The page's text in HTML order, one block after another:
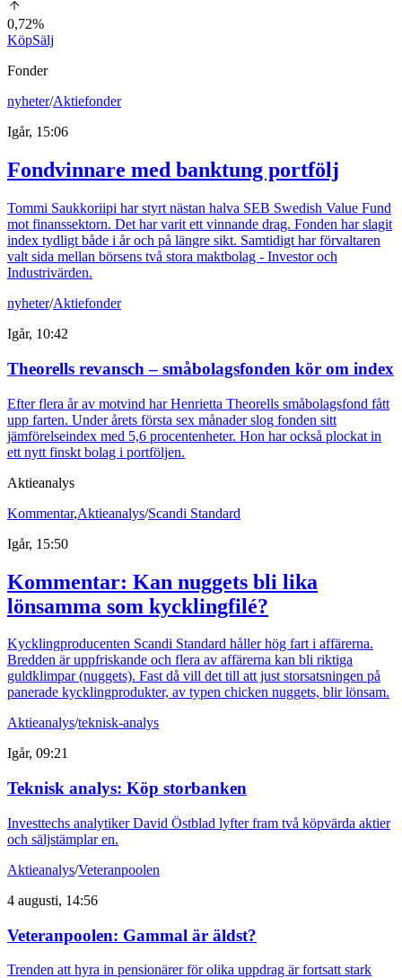
0,72%
KöpSälj
Fonder
nyheter/Aktiefonder
Igår, 15:06
Fondvinnare med banktung portfölj
Tommi Saukkoriipi har styrt nästan halva SEB Swedish Value Fund
mot finanssektorn. Det har varit ett vinnande drag. Fonden har slagit
index tydligt både i år och på längre sikt. Samtidigt har förvaltaren
valt sida mellan börsens två stora maktbolag - Investor och
Industrivärden.
nyheter/Aktiefonder
Igår, 10:42
Theorells revansch – småbolagsfonden kör om index
Efter flera år av motvind har Henrietta Theorells småbolagsfond fått
upp farten. Under årets första sex månader slog fonden sitt
jämförelseindex med 5,6 procentenheter. Hon har också plockat in
ett nytt finskt bolag i portföljen.
Aktieanalys
Kommentar,Aktieanalys/Scandi Standard
Igår, 15:50
Kommentar: Kan nuggets bli lika
lönsamma som kycklingfilé?
Kycklingproducenten Scandi Standard håller hög fart i affärerna.
Bredden är uppfriskande och flera av affärerna kan bli riktiga
guldklimpar (nuggets). Fast då vill det till att just storsatsningen på
panerade kycklingprodukter, av typen chicken nuggets, blir lönsam.
Aktieanalys/teknisk-analys
Igår, 09:21
Teknisk analys: Köp storbanken
Investtechs analytiker David Östblad lyfter fram två köpvärda aktier
och säljstämplar en.
Aktieanalys/Veteranpoolen
4 augusti, 14:56
Veteranpoolen: Gammal är äldst?
Trenden att hyra in pensionärer för olika uppdrag är fortsatt stark